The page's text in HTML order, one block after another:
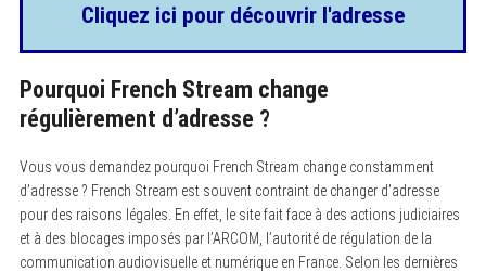
Cliquez ici pour découvrir l'adresse
Pourquoi French Stream change
régulièrement d’adresse ?
Vous vous demandez pourquoi French Stream change constamment
d’adresse ? French Stream est souvent contraint de changer d’adresse
pour des raisons légales. En effet, le site fait face à des actions judiciaires
et à des blocages imposés par l’ARCOM, l’autorité de régulation de la
communication audiovisuelle et numérique en France. Selon les dernières